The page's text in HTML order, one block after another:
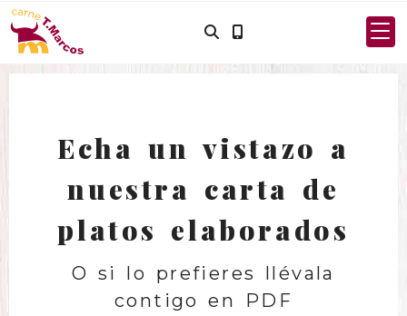
Echa un vistazo a
nuestra carta de
platos elaborados
O si lo prefieres llévala
contigo en PDF